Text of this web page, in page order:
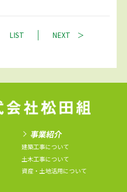
LIST NEXT
事業紹介
建築工事について
土木工事について
資産・土地活用について